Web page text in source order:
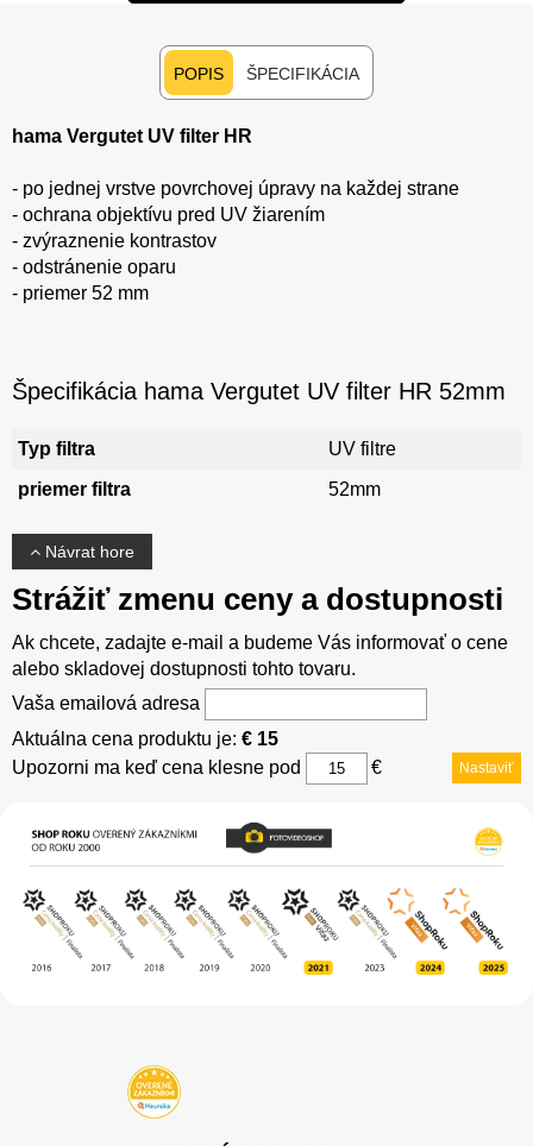
POPIS ŠPECIFIKÁCIA
hama Vergutet UV filter HR
- po jednej vrstve povrchovej úpravy na každej strane
- ochrana objektívu pred UV žiarením
- zvýraznenie kontrastov
- odstránenie oparu
- priemer 52 mm
Špecifikácia hama Vergutet UV filter HR 52mm
Typ filtra
UV filtre
priemer filtra
52mm
Návrat hore
Strážiť zmenu ceny a dostupnosti
Ak chcete, zadajte e-mail a budeme Vás informovať o cene
alebo skladovej dostupnosti tohto tovaru.
Vaša emailová adresa
Aktuálna cena produktu je: € 15
Upozorni ma keď cena klesne pod
€ Nastaviť